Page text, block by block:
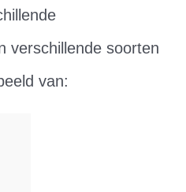
verschillende soorten
van: